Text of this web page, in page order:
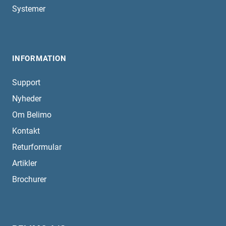
Systemer
INFORMATION
Support
Nyheder
Om Belimo
Kontakt
Returformular
Artikler
Brochurer